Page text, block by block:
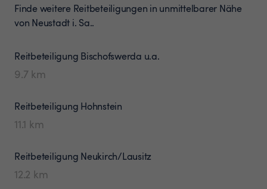
Finde weitere Reitbeteiligungen in unmittelbarer Nähe
von Neustadt i. Sa..
Reitbeteiligung Bischofswerda u.a.
9.7 km
Reitbeteiligung Hohnstein
11.1 km
Reitbeteiligung Neukirch/Lausitz
12.2 km